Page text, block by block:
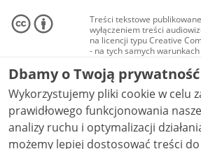
Treści tekstowe
wyłączeniem treści
na licencji typu Creative
- na tych samych warunkach
Materiały audiowizualne, w
audio i wideo, są
Creative Commons: uznanie
niekomercyjne - bez
NC-ND 4.0), o ile nie jest to
Dbamy o Twoją prywatność
Wykorzystujemy pliki cookie w celu
prawidłowego funkcjonowania
analizy ruchu i optymalizacji działania
możemy lepiej dostosować treści